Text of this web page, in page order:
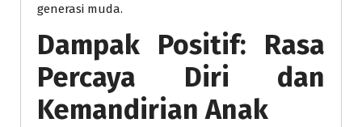
generasi muda.
Dampak Positif: Rasa
Percaya Diri dan
Kemandirian Anak